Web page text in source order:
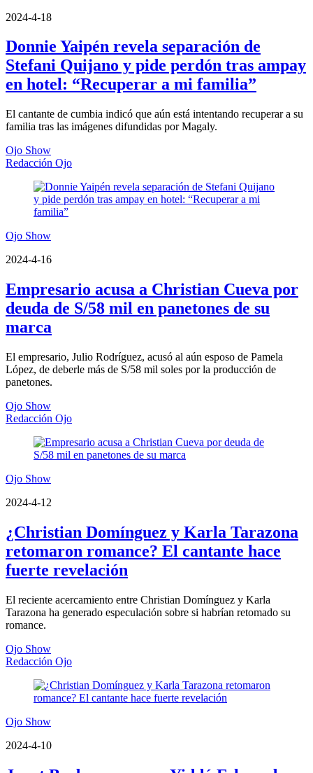
2024-4-18
Donnie Yaipén revela separación de
Stefani Quijano y pide perdón tras ampay
en hotel: “Recuperar a mi familia”
El cantante de cumbia indicó que aún está intentando recuperar a su
familia tras las imágenes difundidas por Magaly.
Ojo Show
Redacción Ojo
Ojo Show
2024-4-16
Empresario acusa a Christian Cueva por
deuda de S/58 mil en panetones de su
marca
El empresario, Julio Rodríguez, acusó al aún esposo de Pamela
López, de deberle más de S/58 mil soles por la producción de
panetones.
Ojo Show
Redacción Ojo
Ojo Show
2024-4-12
¿Christian Domínguez y Karla Tarazona
retomaron romance? El cantante hace
fuerte revelación
El reciente acercamiento entre Christian Domínguez y Karla
Tarazona ha generado especulación sobre si habrían retomado su
romance.
Ojo Show
Redacción Ojo
Ojo Show
2024-4-10